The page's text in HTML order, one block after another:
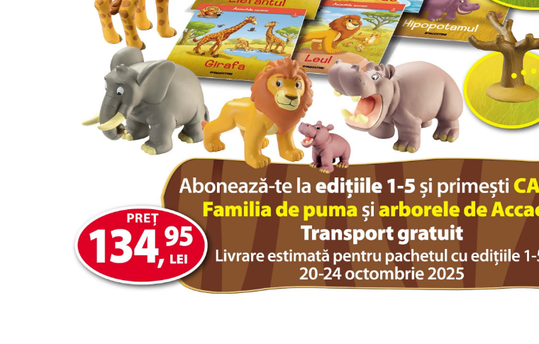
Biciclete pentru copii
Monede si Bancnote Autentice din
Colectia Camaro vs Mustang